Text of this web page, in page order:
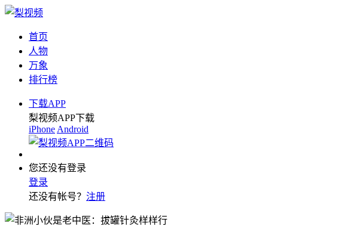
首页
人物
万象
排行榜
下载APP
梨视频APP下载
iPhone Android
您还没有登录
登录
还没有帐号？ 注册